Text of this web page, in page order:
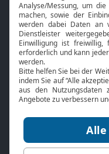
Bibel TV
Über uns
Jobs
Mediadaten